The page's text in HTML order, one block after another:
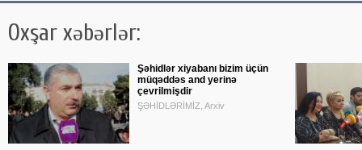
Oxşar xəbərlər:
Şəhidlər xiyabanı bizim üçün
müqəddəs and yerinə
çevrilmişdir
ŞƏHİDLƏRİMİZ, Arxiv